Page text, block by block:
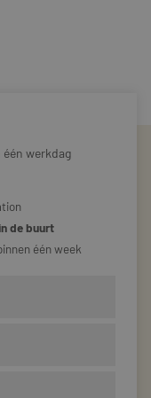
werkdag
in de buurt
één week